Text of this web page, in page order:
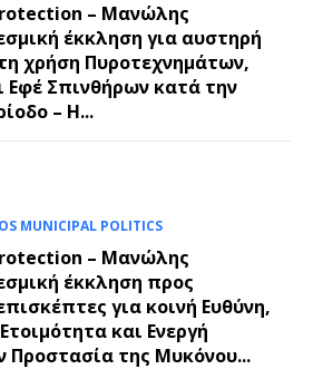
– Μανώλης
έκκληση για αυστηρή
χρήση Πυροτεχνημάτων,
Εφέ Σπινθήρων κατά την
– Η...
MUNICIPAL POLITICS
– Μανώλης
έκκληση προς
για κοινή Ευθύνη,
και Ενεργή
Προστασία της Μυκόνου...